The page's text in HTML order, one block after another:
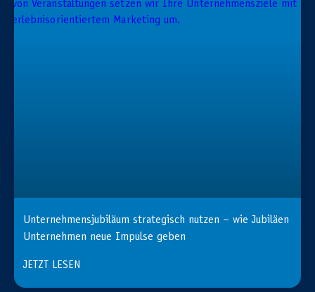
Unternehmensjubiläum strategisch nutzen – wie Jubiläen
Unternehmen neue Impulse geben
JETZT LESEN